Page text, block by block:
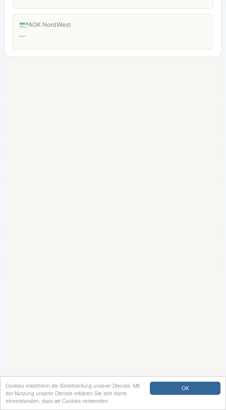
OK
Cookies erleichtern die Bereitstellung unserer Dienste. Mit
der Nutzung unserer Dienste erklären Sie sich damit
einverstanden, dass wir Cookies verwenden.
AOK NordWest
—